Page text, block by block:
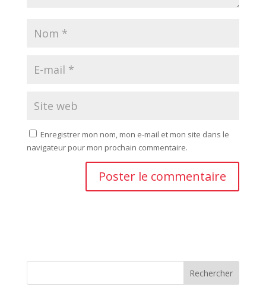
Enregistrer mon nom, mon e-mail et mon site dans le
navigateur pour mon prochain commentaire.
Rechercher